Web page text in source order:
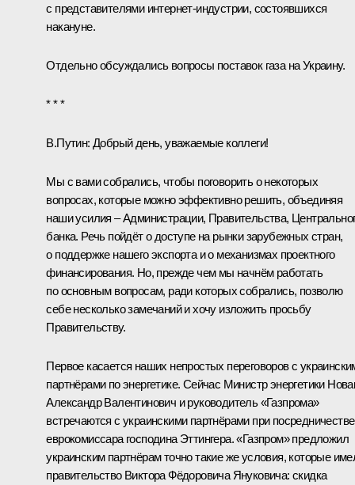
с представителями интернет-индустрии, состоявшихся
накануне.
Отдельно обсуждались вопросы поставок газа на Украину.
* * *
В.Путин: Добрый день, уважаемые коллеги!
Мы с вами собрались, чтобы поговорить о некоторых
вопросах, которые можно эффективно решить, объединяя
наши усилия – Администрации, Правительства,
банка. Речь пойдёт о доступе на рынки зарубежных стран,
о поддержке нашего экспорта и о механизмах проектного
финансирования. Но, прежде чем мы начнём работать
по основным вопросам, ради которых собрались, позволю
себе несколько замечаний и хочу изложить просьбу
Правительству.
Первое касается наших непростых переговоров с
партнёрами по энергетике. Сейчас Министр энергетики
Александр Валентинович и руководитель «Газпрома»
встречаются с украинскими партнёрами при посредничестве
еврокомиссара господина Эттингера. «Газпром» предложил
украинским партнёрам точно такие же условия, которые
правительство Виктора Фёдоровича Януковича: скидка